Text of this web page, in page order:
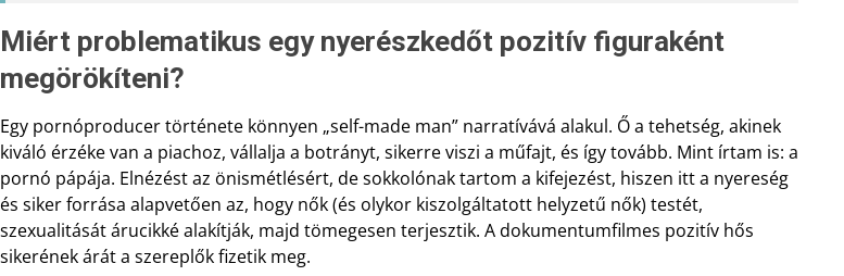
Miért problematikus egy nyerészkedőt pozitív figuraként
megörökíteni?
Egy pornóproducer története könnyen „self-made man” narratívává alakul. Ő a tehetség, akinek
kiváló érzéke van a piachoz, vállalja a botrányt, sikerre viszi a műfajt, és így tovább. Mint írtam is: a
pornó pápája. Elnézést az önismétlésért, de sokkolónak tartom a kifejezést, hiszen itt a nyereség
és siker forrása alapvetően az, hogy nők (és olykor kiszolgáltatott helyzetű nők) testét,
szexualitását árucikké alakítják, majd tömegesen terjesztik. A dokumentumfilmes pozitív hős
sikerének árát a szereplők fizetik meg.